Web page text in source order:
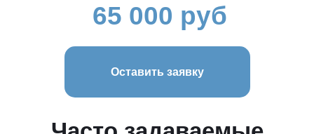
65 000 руб
Оставить заявку